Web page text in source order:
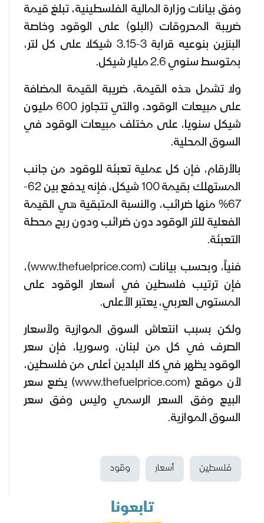
وفق بيانات وزارة المالية الفلسطينية، تبلغ قيمة
ضريبة المحروقات (البلو) على الوقود وخاصة
البنزين بنوعيه قرابة 3-3.15 شيكلا على كل لتر،
بمتوسط سنوي 2.6 مليار شيكل.
ولا تشمل هذه القيمة، ضريبة القيمة المضافة
على مبيعات الوقود، والتي تتجاوز 600 مليون
شيكل سنويا، على مختلف مبيعات الوقود في
السوق المحلية.
بالأرقام، فإن كل عملية تعبئة للوقود من جانب
المستهلك بقيمة 100 شيكل، فإنه يدفع بين 62-
67% منها ضرائب، والنسبة المتبقية هي القيمة
الفعلية للتر الوقود دون ضرائب ودون ربح محطة
التعبئة.
فنياً، وبحسب بيانات (www.thefuelprice.com)،
فإن ترتيب فلسطين في أسعار الوقود على
المستوى العربي، يعتبر الأعلى.
ولكن بسبب انتعاش السوق الموازية ولأسعار
الصرف في كل من لبنان، وسوريا، فإن سعر
الوقود يظهر في كلا البلدين أعلى من فلسطين،
لأن موقع (www.thefuelprice.com) يضع سعر
البيع وفق السعر الرسمي وليس وفق سعر
السوق الموازية.
فلسطين أسعار وقود
تابعونا